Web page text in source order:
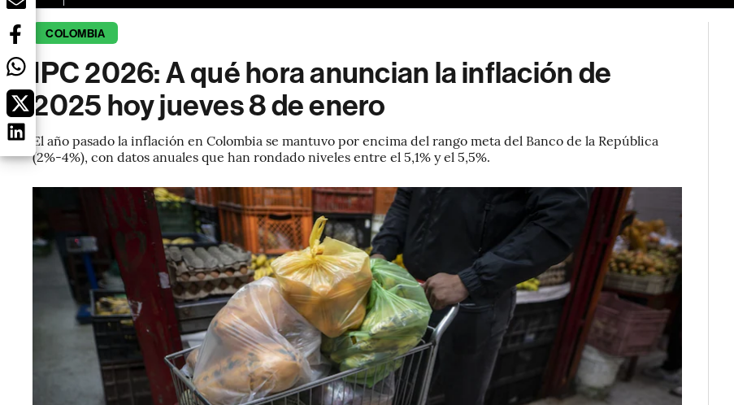
COLOMBIA
IPC 2026: A qué hora anuncian la inflación de
2025 hoy jueves 8 de enero
El año pasado la inflación en Colombia se mantuvo por encima del rango meta del Banco de la República
(2%-4%), con datos anuales que han rondado niveles entre el 5,1% y el 5,5%.